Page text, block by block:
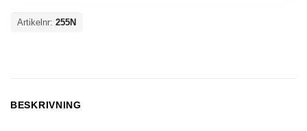
Artikelnr: 255N
BESKRIVNING